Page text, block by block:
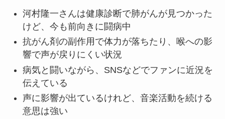
河村隆一さんは健康診断で肺がんが見つかった
けど、今も前向きに闘病中
抗がん剤の副作用で体力が落ちたり、喉への影
響で声が戻りにくい状況
病気と闘いながら、SNSなどでファンに近況を
伝えている
声に影響が出ているけれど、音楽活動を続ける
意思は強い